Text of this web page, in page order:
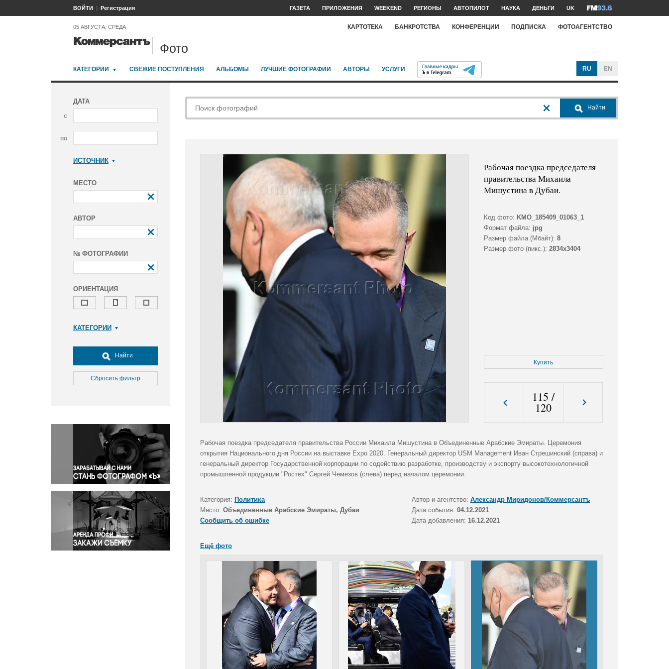
ВОЙТИ Регистрация ГАЗЕТА ПРИЛОЖЕНИЯ WEEKEND РЕГИОНЫ АВТОПИЛОТ НАУКА ДЕНЬГИ UK
05 АВГУСТА, СРЕДА КАРТОТЕКА БАНКРОТСТВА КОНФЕРЕНЦИИ ПОДПИСКА ФОТОАГЕНТСТВО
Фото
КАТЕГОРИИ СВЕЖИЕ ПОСТУПЛЕНИЯ АЛЬБОМЫ ЛУЧШИЕ ФОТОГРАФИИ АВТОРЫ УСЛУГИ RU EN
ДАТА
с
по
ИСТОЧНИК
МЕСТО
АВТОР
№ ФОТОГРАФИИ
ОРИЕНТАЦИЯ
КАТЕГОРИИ
Досуг, туризм и отдых
Культура
Медицина
Окружающая среда
Политика
Правосудие
Происшествия и конфликты
Религия
Светская жизнь
Спорт
Экология
Экономика и бизнес
Найти
Сбросить фильтр
Найти
Рабочая поездка председателя
правительства Михаила
Мишустина в Дубаи.
Код фото: KMO_185409_01063_1
Формат файла: jpg
Размер файла (Мбайт): 8
Размер фото (пикс.): 2834x3404
Купить
115 /
120
Рабочая поездка председателя правительства России Михаила Мишустина в Объединенные Арабские Эмираты. Церемония
открытия Национального дня России на выставке Expo 2020. Генеральный директор USM Management Иван Стрешинский (справа) и
генеральный директор Государственной корпорации по содействию разработке, производству и экспорту высокотехнологичной
промышленной продукции "Ростех" Сергей Чемезов (слева) перед началом церемонии.
Категория: Политика Автор и агентство: Александр Миридонов/Коммерсантъ
Место: Объединенные Арабские Эмираты, Дубаи Дата события: 04.12.2021
Сообщить об ошибке
Дата добавления: 16.12.2021
Ещё фото